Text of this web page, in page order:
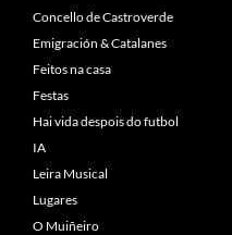
Concello de Castroverde
Emigración & Catalanes
Feitos na casa
Festas
Hai vida despois do futbol
IA
Leira Musical
Lugares
O Muiñeiro